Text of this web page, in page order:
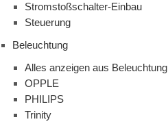
Stromstoßschalter-Einbau
Steuerung
Beleuchtung
Alles anzeigen aus Beleuchtung
OPPLE
PHILIPS
Trinity